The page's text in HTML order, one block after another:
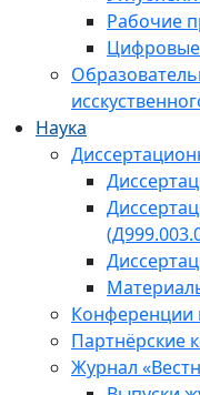
Рабочие
Наука
Конференции
Партнёрские
Журнал